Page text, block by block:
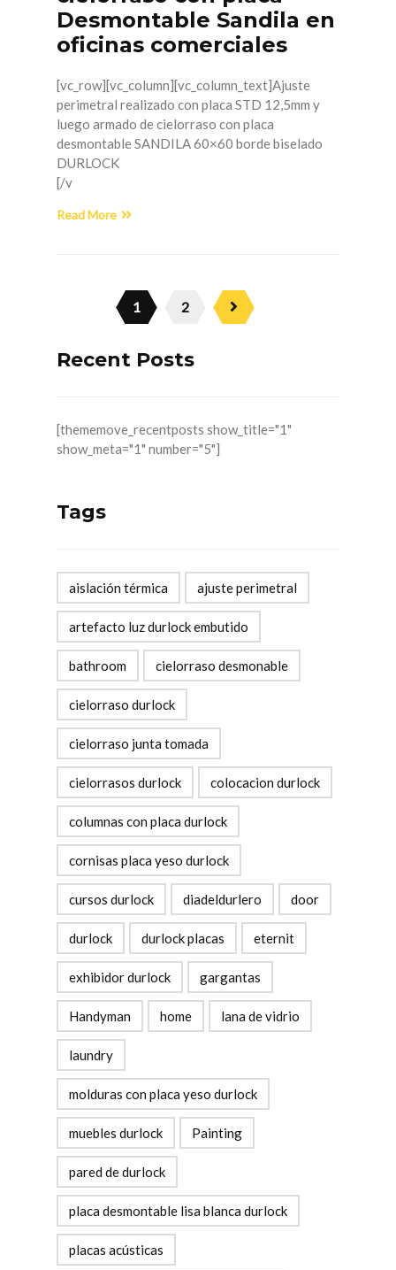
Desmontable Sandila en
oficinas comerciales
[vc_row][vc_column][vc_column_text]Ajuste
perimetral realizado con placa STD 12,5mm y
luego armado de cielorraso con placa
desmontable SANDILA 60×60 borde biselado
DURLOCK
[/v
Read More
1 2
Recent Posts
[thememove_recentposts show_title="1"
show_meta="1" number="5"]
Tags
aislación térmica ajuste perimetral
artefacto luz durlock embutido
bathroom cielorraso desmonable
cielorraso durlock
cielorraso junta tomada
cielorrasos durlock colocacion durlock
columnas con placa durlock
cornisas placa yeso durlock
cursos durlock diadeldurlero door
durlock durlock placas eternit
exhibidor durlock gargantas
Handyman home lana de vidrio
laundry
molduras con placa yeso durlock
muebles durlock Painting
pared de durlock
placa desmontable lisa blanca durlock
placas acústicas